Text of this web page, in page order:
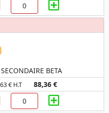
BETA
€ H.T 88,36 €